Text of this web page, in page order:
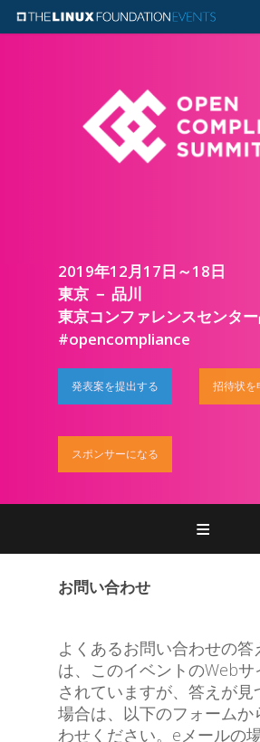
2019年12月17日～18日
東京 － 品川
東京コンファレンスセンタ
#opencompliance
発表案を提出する 招待状を
スポンサーになる
プログラム
スポンサー
お問い合わせ
よくあるお問い合わせの答
は、このイベントのWebサ
されていますが、答えが見
場合は、以下のフォームか
わせください。eメールの場